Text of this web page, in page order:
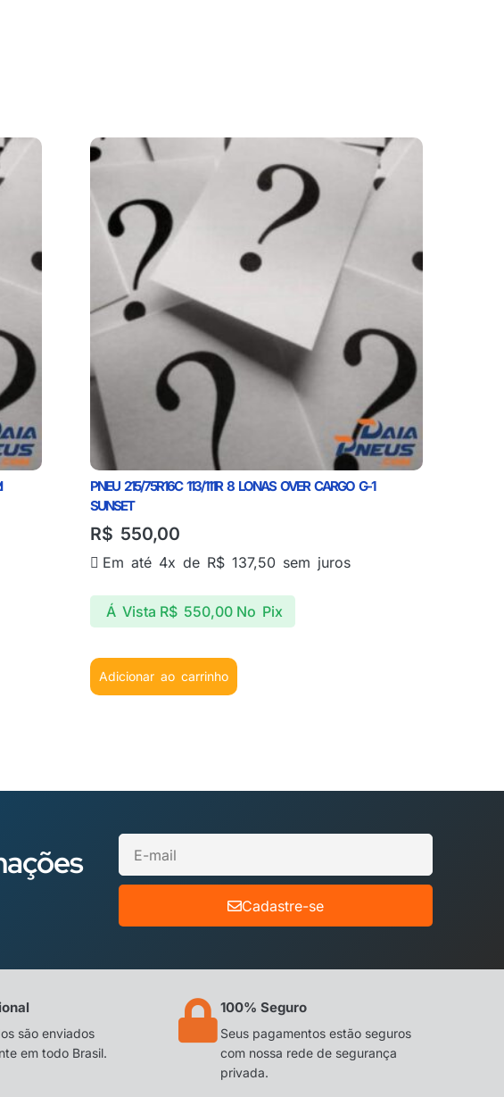
PNEU 215/75R16C 113/111R 8 LONAS OVER CARGO G-1
SUNSET
R$ 550,00
Em até 4x de R$ 137,50 sem juros
Á Vista R$550,00 No Pix
Adicionar ao carrinho
Cadastre-se
são enviados
em todo Brasil.
100% Seguro
Seus pagamentos estão seguros
com nossa rede de segurança
privada.